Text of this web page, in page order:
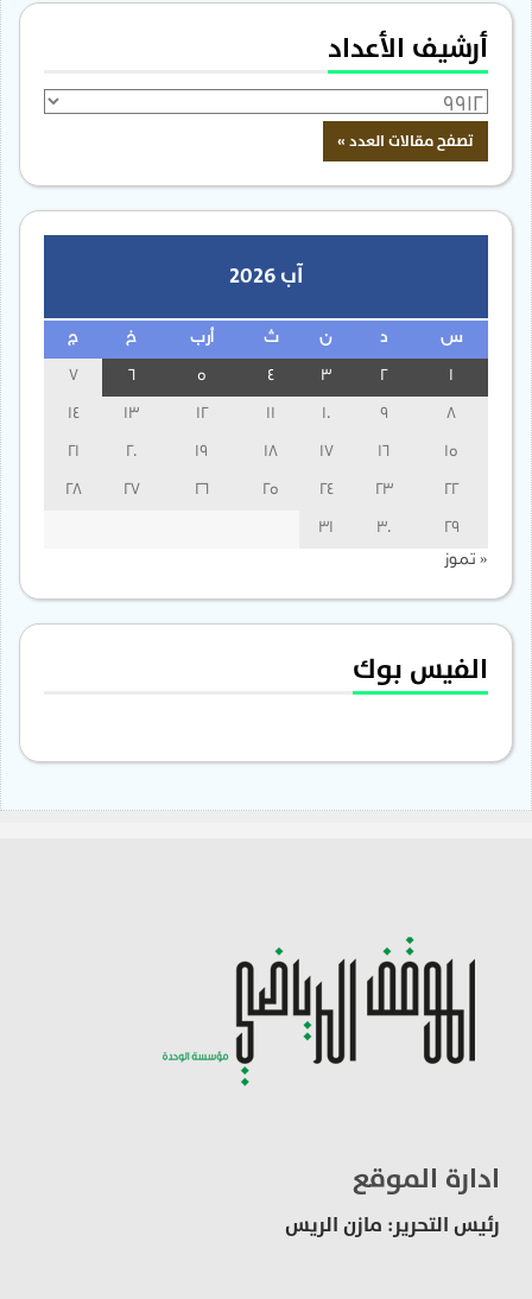
أرشيف الأعداد
آب 2026
س ن ث أرب خ ج
3
13
14
15
16
17
18
19
20
21
22
23
24
25
26
27
28
29
30
31
« تموز
الفيس بوك
ادارة الموقع
رئيس التحرير: مازن الريس